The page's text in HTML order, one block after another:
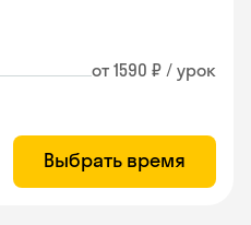
от 1590 ₽ / урок
Выбрать время